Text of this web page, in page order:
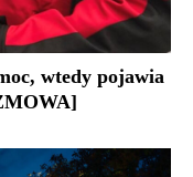
wtedy pojawia